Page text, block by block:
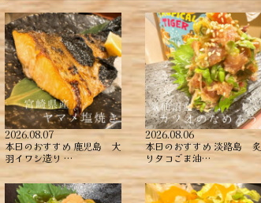
2026.08.07
本日のおすすめ ︎鹿児島 大
羽イワシ造り …
2026.08.06
本日のおすすめ ︎淡路島 炙
りタコごま油…